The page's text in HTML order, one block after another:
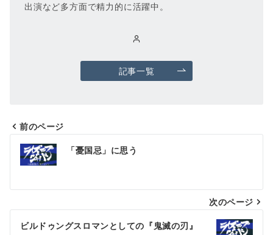
出演など多方面で精力的に活躍中。
記事一覧
投
稿
ビ
ゲ
前のページ
「憂国忌」に思う
次のページ
ビルドゥングスロマンとしての『鬼滅の刃』